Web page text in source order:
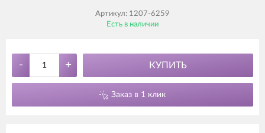
Артикул: 1207-6259
Есть в наличии
- + КУПИТЬ
Заказ в 1 клик